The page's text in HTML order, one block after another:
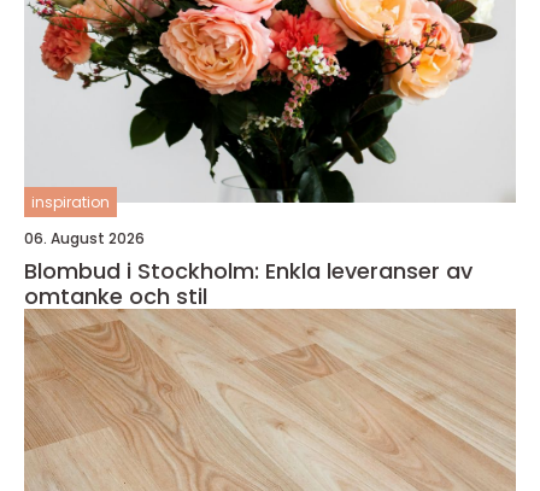
inspiration
06. August 2026
Blombud i Stockholm: Enkla leveranser av
omtanke och stil